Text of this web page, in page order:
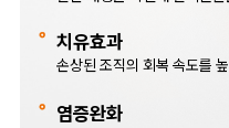
치유효과
손상된 조직의 회복 속도를
염증완화